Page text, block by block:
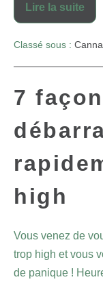
Lire la suite
Classé sous :
7
high
Vous venez de
trop high et vous
de panique !